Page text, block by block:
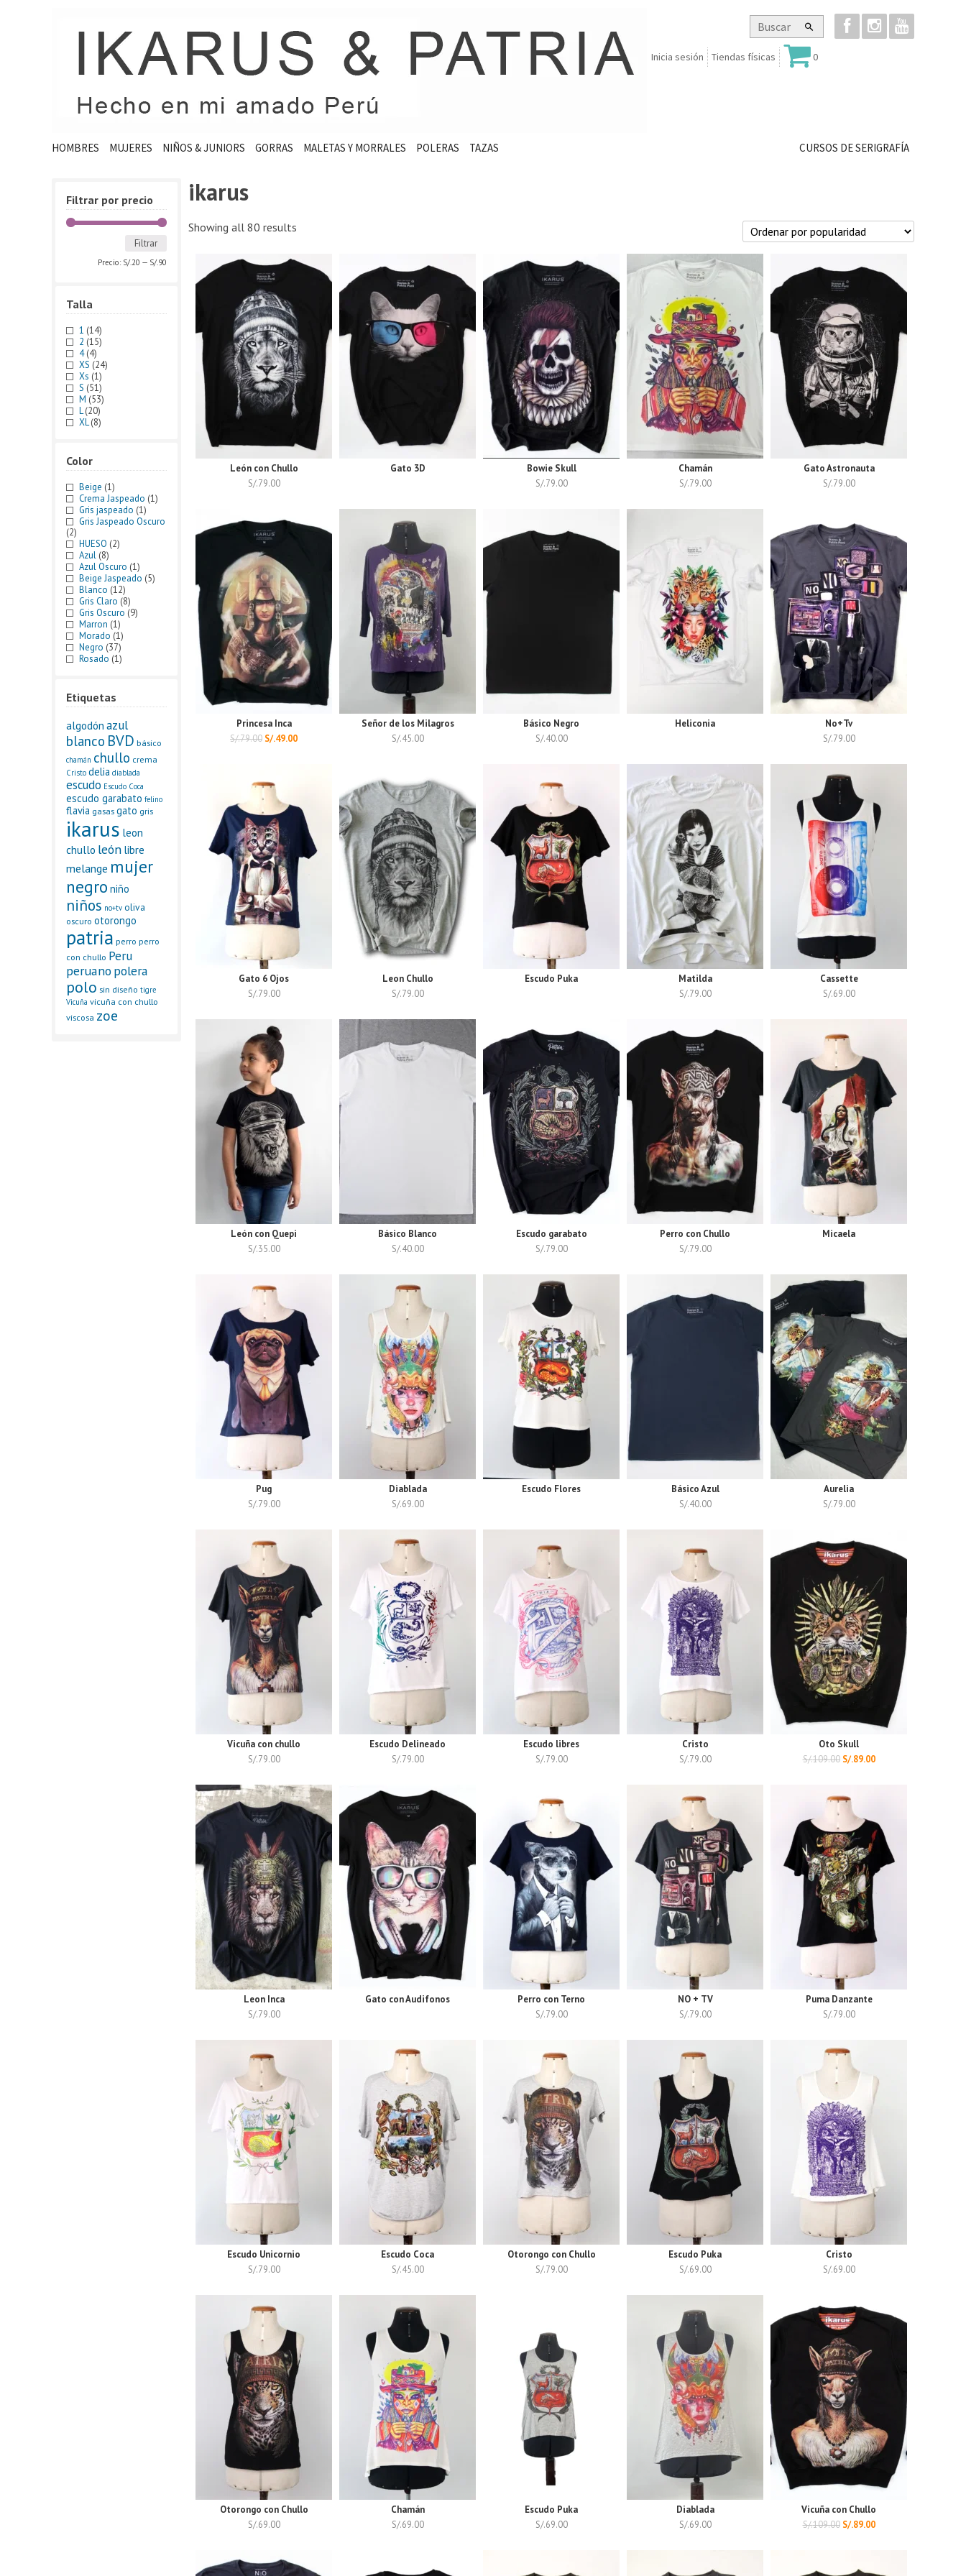
Inicia sesión Tiendas físicas 0
HOMBRES MUJERES NIÑOS & JUNIORS GORRAS MALETAS Y MORRALES POLERAS TAZAS CURSOS DE SERIGRAFÍA
Filtrar por precio
Filtrar
Precio: S/.20 — S/.90
Talla
1 (14)
2 (15)
4 (4)
XS (24)
Xs (1)
S (51)
M (53)
L (20)
XL (8)
Color
Beige (1)
Crema Jaspeado (1)
Gris jaspeado (1)
Gris Jaspeado Oscuro
(2)
HUESO (2)
Azul (8)
Azul Oscuro (1)
Beige Jaspeado (5)
Blanco (12)
Gris Claro (8)
Gris Oscuro (9)
Marron (1)
Morado (1)
Negro (37)
Rosado (1)
Etiquetas
algodón azul
blanco BVD básico
chamán chullo crema
Cristo delia diablada
escudo Escudo Coca
escudo garabato felino
flavia gasas gato gris
ikarus leon
chullo león libre
melange mujer
negro niño
niños no+tv oliva
oscuro otorongo
patria perro perro
con chullo Peru
peruanopolera
polo sin diseño tigre
Vicuña vicuña con chullo
viscosa zoe
ikarus
Showing all 80 results
León con Chullo
S/.79.00
Gato 3D Bowie Skull
S/.79.00
Chamán
S/.79.00
Gato Astronauta
S/.79.00
Princesa Inca
S/.79.00 S/.49.00
Señor de los Milagros
S/.45.00
Básico Negro
S/.40.00
Heliconia No+Tv
S/.79.00
Gato 6 Ojos
S/.79.00
Leon Chullo
S/.79.00
Escudo Puka Matilda
S/.79.00
Cassette
S/.69.00
León con Quepi
S/.35.00
Básico Blanco
S/.40.00
Escudo garabato
S/.79.00
Perro con Chullo
S/.79.00
Micaela
Pug
S/.79.00
Diablada
S/.69.00
Escudo Flores Básico Azul
S/.40.00
Aurelia
S/.79.00
Vicuña con chullo
S/.79.00
Escudo Delineado
S/.79.00
Escudo libres
S/.79.00
Cristo
S/.79.00
Oto Skull
S/.109.00 S/.89.00
Leon Inca
S/.79.00
Gato con Audifonos Perro con Terno
S/.79.00
NO + TV
S/.79.00
Puma Danzante
S/.79.00
Escudo Unicornio
S/.79.00
Escudo Coca
S/.45.00
Otorongo con Chullo
S/.79.00
Escudo Puka
S/.69.00
Cristo
S/.69.00
Otorongo con Chullo
S/.69.00
Chamán
S/.69.00
Escudo Puka
S/.69.00
Diablada
S/.69.00
Vicuña con Chullo
S/.109.00 S/.89.00